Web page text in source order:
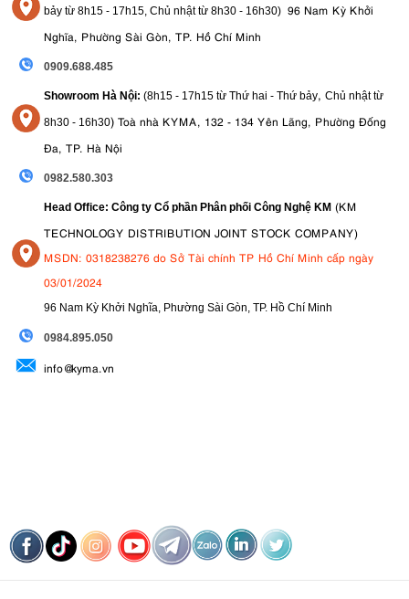
bảy từ 8h15 - 17h15, Chủ nhật từ 8h30 - 16h30) 96 Nam Kỳ Khởi
Nghĩa, Phường Sài Gòn, TP. Hồ Chí Minh
0909.688.485
Showroom Hà Nội: (8h15 - 17h15 từ Thứ hai - Thứ bảy, Chủ nhật từ
8h30 - 16h30) Toà nhà KYMA, 132 - 134 Yên Lãng, Phường Đống
Đa, TP. Hà Nội
0982.580.303
Head Office: Công ty Cổ phần Phân phối Công Nghệ KM (KM
TECHNOLOGY DISTRIBUTION JOINT STOCK COMPANY)
MSDN: 0318238276 do Sở Tài chính TP Hồ Chí Minh cấp ngày
03/01/2024
96 Nam Kỳ Khởi Nghĩa, Phường Sài Gòn, TP. Hồ Chí Minh
0984.895.050
info@kyma.vn